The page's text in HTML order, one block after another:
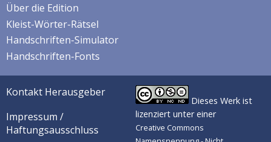
Über die Edition
Kleist-Wörter-Rätsel
Handschriften-Simulator
Handschriften-Fonts
Kontakt Herausgeber
Impressum /
Haftungsausschluss
Dieses Werk ist
lizenziert unter einer
Creative Commons